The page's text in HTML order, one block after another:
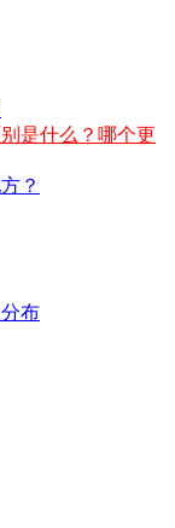
是什么？哪个更
？
布